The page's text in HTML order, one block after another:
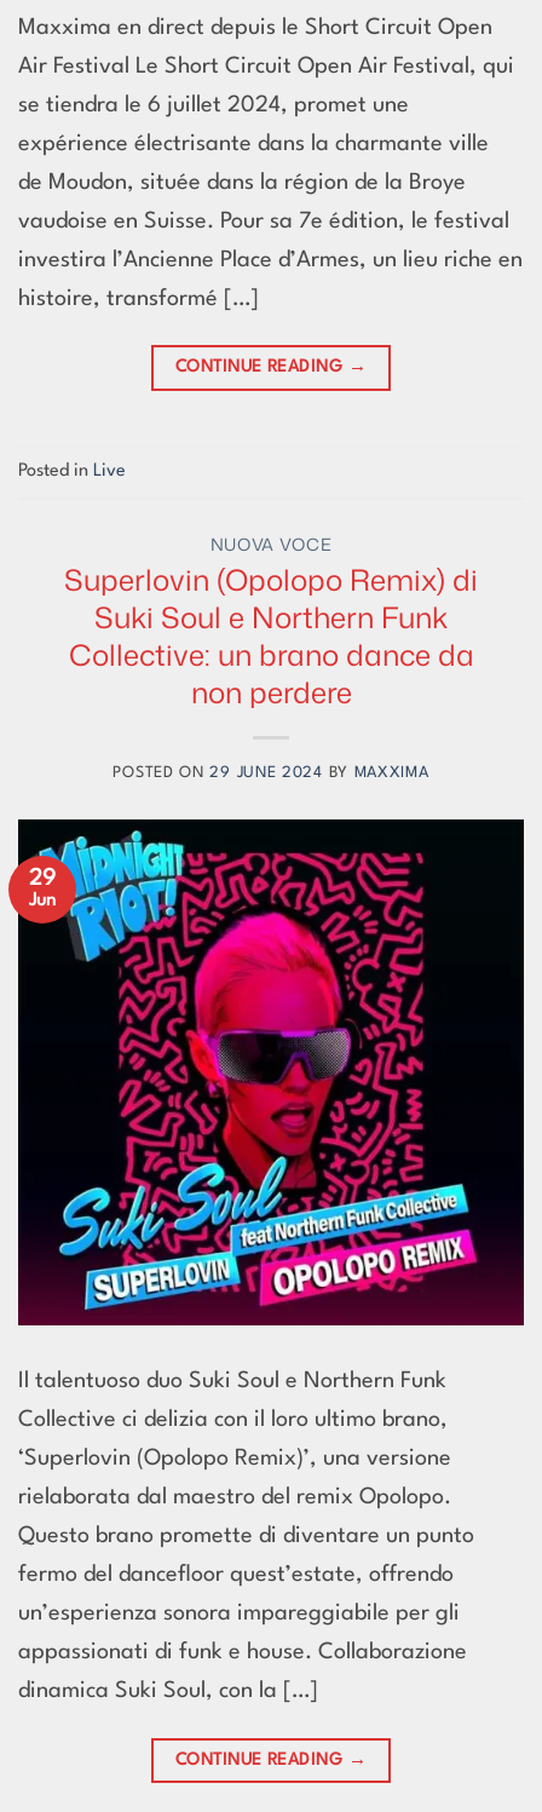
Maxxima en direct depuis le Short Circuit Open
Air Festival Le Short Circuit Open Air Festival, qui
se tiendra le 6 juillet 2024, promet une
expérience électrisante dans la charmante ville
de Moudon, située dans la région de la Broye
vaudoise en Suisse. Pour sa 7e édition, le festival
investira l’Ancienne Place d’Armes, un lieu riche en
histoire, transformé […]
CONTINUE READING →
Posted in Live
NUOVA VOCE
Superlovin (Opolopo Remix) di
Suki Soul e Northern Funk
Collective: un brano dance da
non perdere
POSTED ON29 JUNE 2024 BY MAXXIMA
29
Jun
Il talentuoso duo Suki Soul e Northern Funk
Collective ci delizia con il loro ultimo brano,
‘Superlovin (Opolopo Remix)’, una versione
rielaborata dal maestro del remix Opolopo.
Questo brano promette di diventare un punto
fermo del dancefloor quest’estate, offrendo
un’esperienza sonora impareggiabile per gli
appassionati di funk e house. Collaborazione
dinamica Suki Soul, con la […]
CONTINUE READING →